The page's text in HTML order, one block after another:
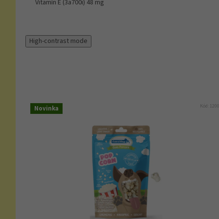
Vitamín E (3a700i) 48 mg
High-contrast mode
Novinka Kód: